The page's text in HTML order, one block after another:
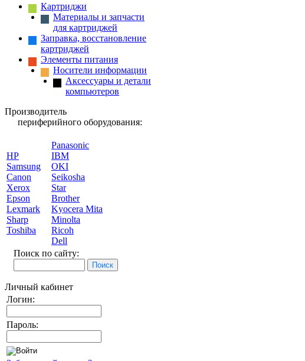
Картриджи
Материалы и запчасти
для картриджей
Заправка, восстановление
картриджей
Элементы питания
Носители информации
Аксессуары и детали
компьютеров
Производитель
периферийного оборудования:
HP
Samsung
Canon
Xerox
Epson
Lexmark
Sharp
Toshiba
Panasonic
IBM
OKI
Seikosha
Star
Brother
Kyocera Mita
Minolta
Ricoh
Dell
Поиск по сайту:
Личный кабинет
Логин:
Пароль: